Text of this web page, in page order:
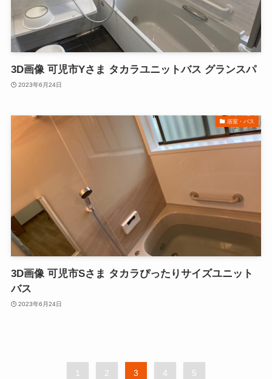
3D画像 可児市Yさま タカラユニットバス グランスパ
2023年6月24日
浴室・バス
3D画像 可児市Sさま タカラぴったりサイズユニット
バス
2023年6月24日
1 2 3 4 5